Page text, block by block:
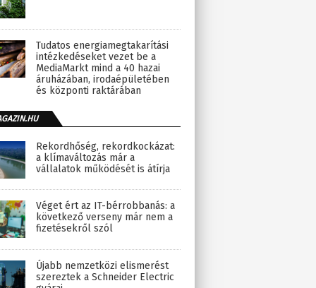
Tudatos energiamegtakarítási
intézkedéseket vezet be a
MediaMarkt mind a 40 hazai
áruházában, irodaépületében
és központi raktárában
Rekordhőség, rekordkockázat:
a klímaváltozás már a
vállalatok működését is átírja
Véget ért az IT-bérrobbanás: a
következő verseny már nem a
fizetésekről szól
Újabb nemzetközi elismerést
szereztek a Schneider Electric